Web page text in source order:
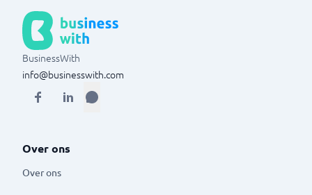
BusinessWith
info@businesswith.com
Over ons
Over ons